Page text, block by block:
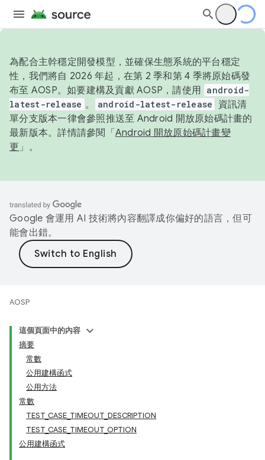
為配合主幹穩定開發模型，並確保生態系統的平台穩定
性，我們將自 2026 年起，在第 2 季和第 4 季將原始碼發
布至 AOSP。如要建構及貢獻 AOSP，請使用 android-
latest-release 。 android-latest-release
資訊清
單分支版本一律會參照推送至 Android 開放原始碼計畫的
最新版本。詳情請參閱「 Android 開放原始碼計畫變
更 」。
Google 會運用 AI 技術將內容翻譯成你偏好的語言，但可
能會出錯。
AOSP
這個頁面中的內容
摘要
常數
公用建構函式
公用方法
常數
TEST_CASE_TIMEOUT_DESCRIPTION
TEST_CASE_TIMEOUT_OPTION
公用建構函式